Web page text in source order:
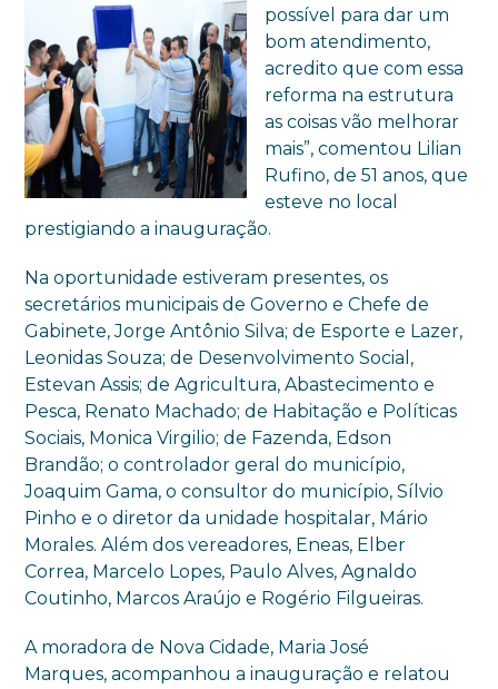
possível para dar um
bom atendimento,
acredito que com essa
reforma na estrutura
as coisas vão melhorar
mais”, comentou Lilian
Rufino, de 51 anos, que
esteve no local
prestigiando a inauguração.
Na oportunidade estiveram presentes, os
secretários municipais de Governo e Chefe de
Gabinete, Jorge Antônio Silva; de Esporte e Lazer,
Leonidas Souza; de Desenvolvimento Social,
Estevan Assis; de Agricultura, Abastecimento e
Pesca, Renato Machado; de Habitação e Políticas
Sociais, Monica Virgilio; de Fazenda, Edson
Brandão; o controlador geral do município,
Joaquim Gama, o consultor do município, Sílvio
Pinho e o diretor da unidade hospitalar, Mário
Morales. Além dos vereadores, Eneas, Elber
Correa, Marcelo Lopes, Paulo Alves, Agnaldo
Coutinho, Marcos Araújo e Rogério Filgueiras.
A moradora de Nova Cidade, Maria José
Marques, acompanhou a inauguração e relatou